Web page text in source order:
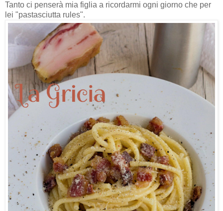
Tanto ci penserà mia figlia a ricordarmi ogni giorno che per
lei "pastasciutta rules".